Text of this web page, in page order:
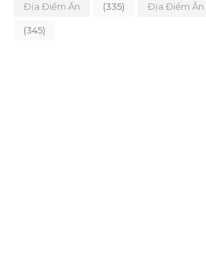
Địa Điểm Ăn (335) Địa Điểm Ăn
(345)